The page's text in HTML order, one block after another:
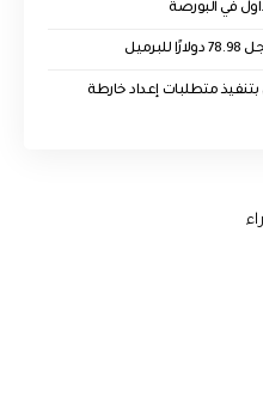
في البورصة
بتنفيذ متطلبات إعداد خارطة